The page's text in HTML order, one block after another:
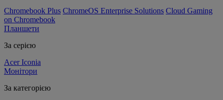
Chromebook Plus ChromeOS Enterprise Solutions Cloud Gaming
on Chromebook
Планшети
За серією
Acer Iconia
Монітори
За категорією